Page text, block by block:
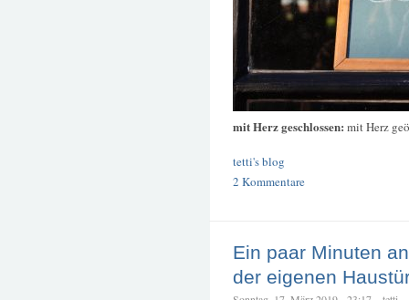
mit Herz geschlossen: mit Herz
tetti's blog
2 Kommentare
Ein paar Minuten
der eigenen